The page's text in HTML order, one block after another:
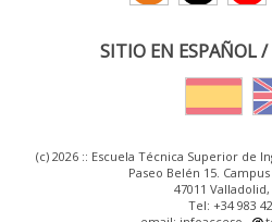
SITIO EN ESPAÑOL
(c) 2026 :: Escuela Técnica Superior de
Paseo Belén 15.
47011 Valladolid,
Tel: +34 983